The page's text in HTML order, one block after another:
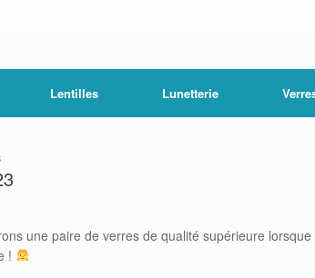
Lentilles Lunetterie
une paire de verres de qualité supérieure
!